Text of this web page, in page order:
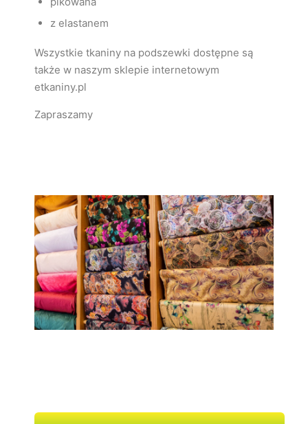
z elastanem
Wszystkie tkaniny na podszewki dostępne są
także w naszym sklepie internetowym
etkaniny.pl
Zapraszamy